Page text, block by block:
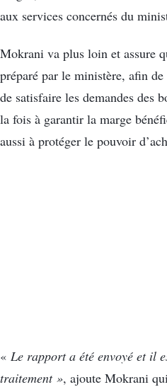
aux services concernés du
Mokrani va plus loin et assure
préparé par le ministère, afin
de satisfaire les demandes des
la fois à garantir la marge
aussi à protéger le pouvoir
« Le rapport a été envoyé et il
traitement », ajoute Mokrani